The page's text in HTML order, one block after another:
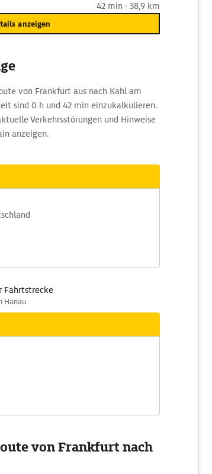
42 min · 38,9 km
anzeigen
von Frankfurt aus nach Kahl am
sind 0 h und 42 min einzukalkulieren.
Verkehrsstörungen und Hinweise
anzeigen.
Fahrtstrecke
Hanau.
von Frankfurt nach